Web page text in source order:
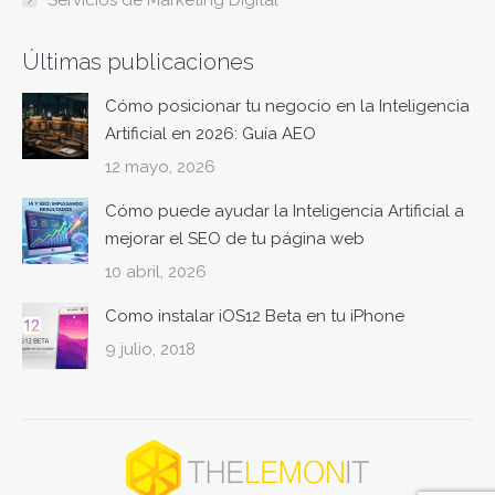
Últimas publicaciones
Cómo posicionar tu negocio en la Inteligencia
Artificial en 2026: Guía AEO
12 mayo, 2026
Cómo puede ayudar la Inteligencia Artificial a
mejorar el SEO de tu página web
10 abril, 2026
Como instalar iOS12 Beta en tu iPhone
9 julio, 2018